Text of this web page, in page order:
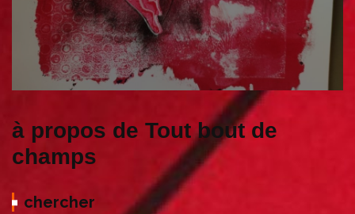
à propos de Tout bout de
champs
chercher